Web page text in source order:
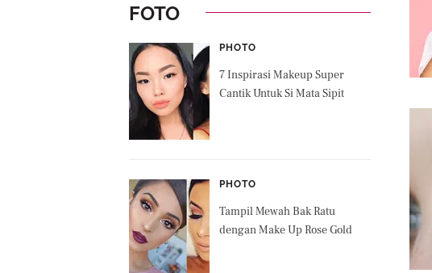
FOTO
PHOTO
7 Inspirasi Makeup Super
Cantik Untuk Si Mata Sipit
PHOTO
Tampil Mewah Bak Ratu
dengan Make Up Rose Gold